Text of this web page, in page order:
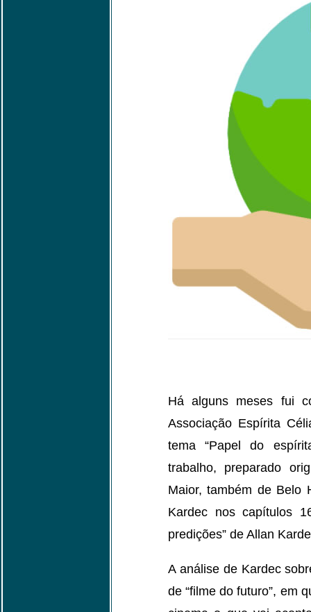
Há alguns meses fui
Associação Espírita
tema “Papel do
trabalho, preparado
Maior, também de Belo
Kardec nos capítulos
predições” de Allan
A análise de Kardec
de “filme do futuro”, em